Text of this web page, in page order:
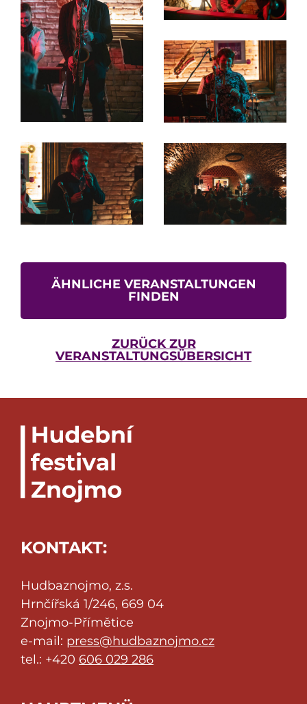
ÄHNLICHE VERANSTALTUNGEN
FINDEN
ZURÜCK ZUR
VERANSTALTUNGSÜBERSICHT
KONTAKT:
Hudbaznojmo, z.s.
Hrnčířská 1/246, 669 04
Znojmo-Přímětice
e-mail: press@hudbaznojmo.cz
tel.: +420 606 029 286